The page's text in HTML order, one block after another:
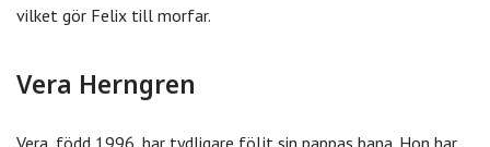
vilket gör Felix till morfar.
Vera Herngren
Vera, född 1996, har tydligare följt sin pappas bana. Hon har